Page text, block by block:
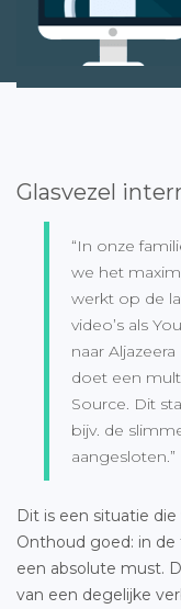
Glasvezel
“In onze
we het
werkt op de
video’s als
naar
doet een
Source. Dit
bijv. de
aangesloten.”
Dit is een situatie
Onthoud goed: in
een absolute must.
van een degelijke